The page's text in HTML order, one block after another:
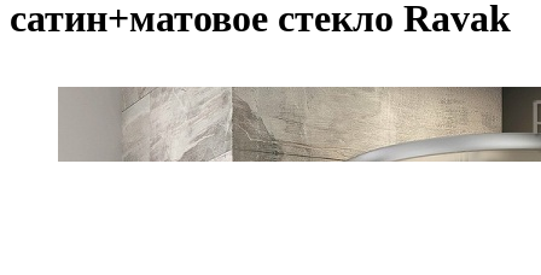
сатин+матовое стекло Ravak